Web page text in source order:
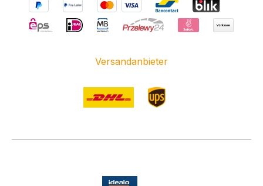
Versandanbieter